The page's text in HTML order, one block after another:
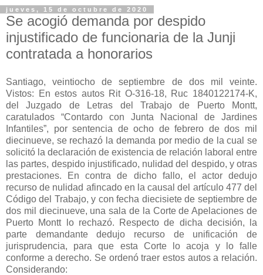
jueves, 15 de octubre de 2020
Se acogió demanda por despido
injustificado de funcionaria de la Junji
contratada a honorarios
Santiago, veintiocho de septiembre de dos mil veinte.
Vistos: En estos autos Rit O-316-18, Ruc 1840122174-K,
del Juzgado de Letras del Trabajo de Puerto Montt,
caratulados “Contardo con Junta Nacional de Jardines
Infantiles”, por sentencia de ocho de febrero de dos mil
diecinueve, se rechazó la demanda por medio de la cual se
solicitó la declaración de existencia de relación laboral entre
las partes, despido injustificado, nulidad del despido, y otras
prestaciones. En contra de dicho fallo, el actor dedujo
recurso de nulidad afincado en la causal del artículo 477 del
Código del Trabajo, y con fecha diecisiete de septiembre de
dos mil diecinueve, una sala de la Corte de Apelaciones de
Puerto Montt lo rechazó. Respecto de dicha decisión, la
parte demandante dedujo recurso de unificación de
jurisprudencia, para que esta Corte lo acoja y lo falle
conforme a derecho. Se ordenó traer estos autos a relación.
Considerando: